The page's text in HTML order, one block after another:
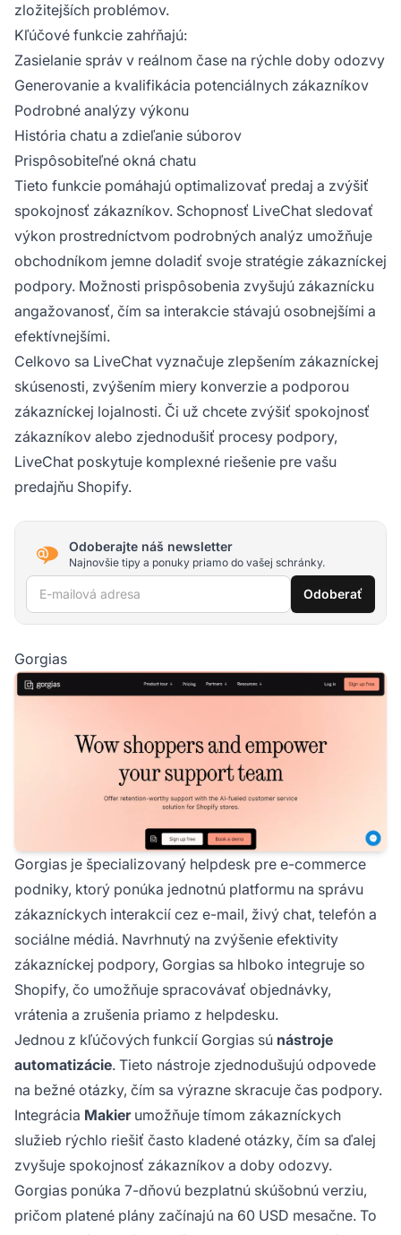
zložitejších problémov.
Kľúčové funkcie zahŕňajú:
Zasielanie správ v reálnom čase na rýchle doby odozvy
Generovanie a kvalifikácia potenciálnych zákazníkov
Podrobné analýzy výkonu
História chatu a zdieľanie súborov
Prispôsobiteľné okná chatu
Tieto funkcie pomáhajú optimalizovať predaj a zvýšiť
spokojnosť zákazníkov. Schopnosť LiveChat sledovať
výkon prostredníctvom podrobných analýz umožňuje
obchodníkom jemne doladiť svoje stratégie zákazníckej
podpory. Možnosti prispôsobenia zvyšujú zákaznícku
angažovanosť, čím sa interakcie stávajú osobnejšími a
efektívnejšími.
Celkovo sa LiveChat vyznačuje zlepšením zákazníckej
skúsenosti, zvýšením miery konverzie a podporou
zákazníckej lojalnosti. Či už chcete zvýšiť spokojnosť
zákazníkov alebo zjednodušiť procesy podpory,
LiveChat poskytuje komplexné riešenie pre vašu
predajňu Shopify.
Odoberajte náš newsletter
Najnovšie tipy a ponuky priamo do vašej schránky.
E-mailová adresa Odoberať
Gorgias
Gorgias je špecializovaný helpdesk pre e-commerce
podniky, ktorý ponúka jednotnú platformu na správu
zákazníckych interakcií cez e-mail, živý chat, telefón a
sociálne médiá. Navrhnutý na zvýšenie efektivity
zákazníckej podpory, Gorgias sa hlboko integruje so
Shopify, čo umožňuje spracovávať objednávky,
vrátenia a zrušenia priamo z helpdesku.
Jednou z kľúčových funkcií Gorgias sú nástroje
automatizácie. Tieto nástroje zjednodušujú odpovede
na bežné otázky, čím sa výrazne skracuje čas podpory.
Integrácia Makierumožňuje tímom zákazníckych
služieb rýchlo riešiť často kladené otázky, čím sa ďalej
zvyšuje spokojnosť zákazníkov a doby odozvy.
Gorgias ponúka 7-dňovú bezplatnú skúšobnú verziu,
pričom platené plány začínajú na 60 USD mesačne. To